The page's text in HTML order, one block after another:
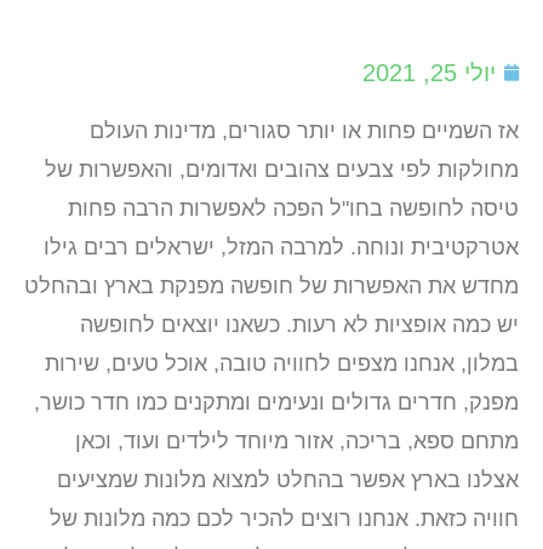
יולי 25, 2021
אז השמיים פחות או יותר סגורים, מדינות העולם
מחולקות לפי צבעים צהובים ואדומים, והאפשרות של
טיסה לחופשה בחו"ל הפכה לאפשרות הרבה פחות
אטרקטיבית ונוחה. למרבה המזל, ישראלים רבים גילו
מחדש את האפשרות של חופשה מפנקת בארץ ובהחלט
יש כמה אופציות לא רעות. כשאנו יוצאים לחופשה
במלון, אנחנו מצפים לחוויה טובה, אוכל טעים, שירות
מפנק, חדרים גדולים ונעימים ומתקנים כמו חדר כושר,
מתחם ספא, בריכה, אזור מיוחד לילדים ועוד, וכאן
אצלנו בארץ אפשר בהחלט למצוא מלונות שמציעים
חוויה כזאת. אנחנו רוצים להכיר לכם כמה מלונות של